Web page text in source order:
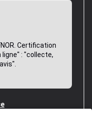
Certification
: "collecte,